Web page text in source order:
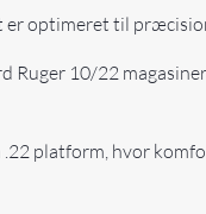
optimeret til
Ruger 10/22
.22 platform, hvor